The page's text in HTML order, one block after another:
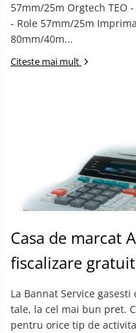
57mm/25m Orgtech TEO
- Role 57mm/25m
80mm/40m...
Citeste mai mult
Casa de marcat
fiscalizare
La Bannat Service
tale, la cel mai bun pret.
pentru orice tip de